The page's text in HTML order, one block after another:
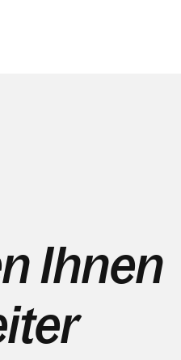
Ihnen